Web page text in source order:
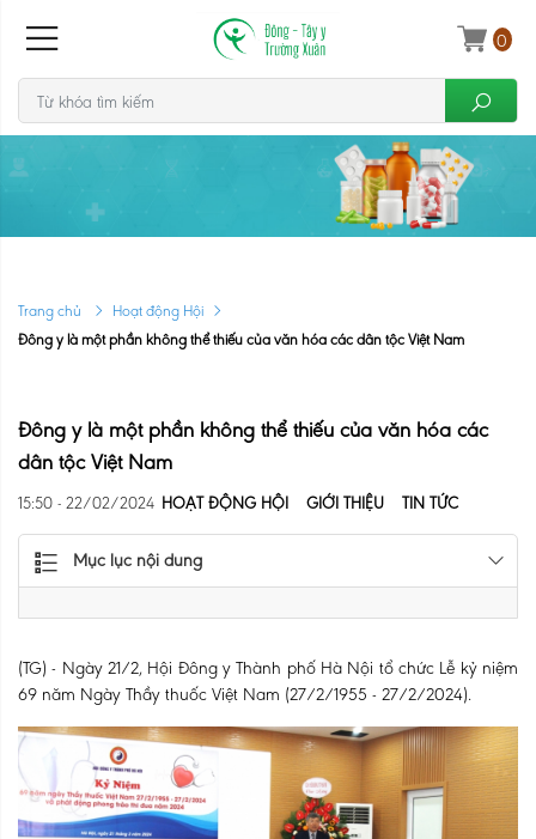
0
Trang chủ
Hoạt động Hội
Đông y là một phần không thể thiếu của văn hóa các dân tộc Việt Nam
Đông y là một phần không thể thiếu của văn hóa các
dân tộc Việt Nam
15:50 - 22/02/2024 HOẠT ĐỘNG HỘI GIỚI THIỆU TIN TỨC
Mục lục nội dung
(TG) - Ngày 21/2, Hội Đông y Thành phố Hà Nội tổ chức Lễ kỷ niệm
69 năm Ngày Thầy thuốc Việt Nam (27/2/1955 - 27/2/2024).